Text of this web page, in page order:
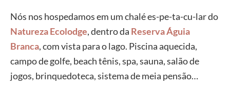
Nós nos hospedamos em um chalé es-pe-ta-cu-lar do
Natureza Ecolodge, dentro da Reserva Águia
Branca, com vista para o lago. Piscina aquecida,
campo de golfe, beach tênis, spa, sauna, salão de
jogos, brinquedoteca, sistema de meia pensão…